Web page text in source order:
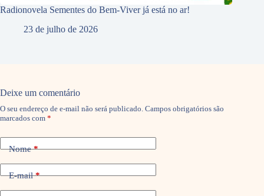
Radionovela Sementes do Bem-Viver já está no ar!
23 de julho de 2026
Deixe um comentário
O seu endereço de e-mail não será publicado. Campos obrigatórios são
marcados com *
Nome*
E-mail*